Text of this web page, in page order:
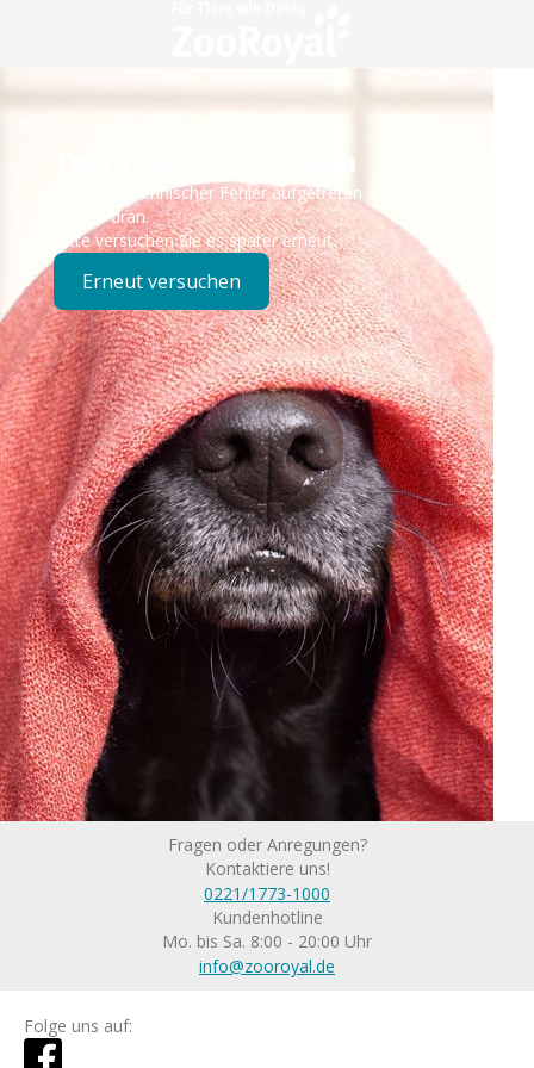
Technisches Problem
Es ist ein technischer Fehler aufgetreten – wir sind
bereits dran.
Bitte versuchen Sie es später erneut.
Erneut versuchen
Fragen oder Anregungen?
Kontaktiere uns!
0221/1773-1000
Kundenhotline
Mo. bis Sa. 8:00 - 20:00 Uhr
info@zooroyal.de
Folge uns auf: